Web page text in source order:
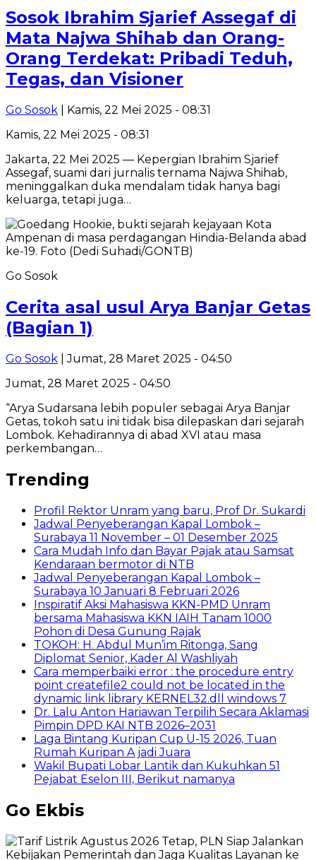
Sosok Ibrahim Sjarief Assegaf di
Mata Najwa Shihab dan Orang-
Orang Terdekat: Pribadi Teduh,
Tegas, dan Visioner
Go Sosok | Kamis, 22 Mei 2025 - 08:31
Kamis, 22 Mei 2025 - 08:31
Jakarta, 22 Mei 2025 — Kepergian Ibrahim Sjarief
Assegaf, suami dari jurnalis ternama Najwa Shihab,
meninggalkan duka mendalam tidak hanya bagi
keluarga, tetapi juga…
Go Sosok
Cerita asal usul Arya Banjar Getas
(Bagian 1)
Go Sosok | Jumat, 28 Maret 2025 - 04:50
Jumat, 28 Maret 2025 - 04:50
“Arya Sudarsana lebih populer sebagai Arya Banjar
Getas, tokoh satu ini tidak bisa dilepaskan dari sejarah
Lombok. Kehadirannya di abad XVI atau masa
perkembangan…
Trending
Profil Rektor Unram yang baru, Prof Dr. Sukardi
Jadwal Penyeberangan Kapal Lombok –
Surabaya 11 November – 01 Desember 2025
Cara Mudah Info dan Bayar Pajak atau Samsat
Kendaraan bermotor di NTB
Jadwal Penyeberangan Kapal Lombok –
Surabaya 10 Januari 8 Februari 2026
Inspiratif Aksi Mahasiswa KKN-PMD Unram
bersama Mahasiswa KKN IAIH Tanam 1000
Pohon di Desa Gunung Rajak
TOKOH: H. Abdul Mun’im Ritonga, Sang
Diplomat Senior, Kader Al Washliyah
Cara memperbaiki error : the procedure entry
point createfile2 could not be located in the
dynamic link library KERNEL32.dll windows 7
Dr. Lalu Anton Hariawan Terpilih Secara Aklamasi
Pimpin DPD KAI NTB 2026–2031
Laga Bintang Kuripan Cup U-15 2026, Tuan
Rumah Kuripan A jadi Juara
Wakil Bupati Lobar Lantik dan Kukuhkan 51
Pejabat Eselon III, Berikut namanya
Go Ekbis